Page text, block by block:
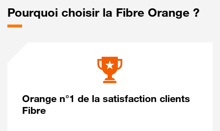
Pourquoi choisir la Fibre Orange ?
Orange n°1 de la satisfaction clients
Fibre